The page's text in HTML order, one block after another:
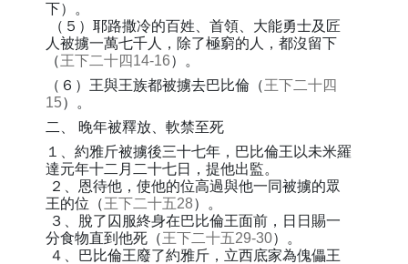
下）。
（５）耶路撒冷的百姓、首領、大能勇士及匠
人被擄一萬七千人，除了極窮的人，都沒留下
（王下二十四14-16）。
（６）王與王族都被擄去巴比倫（王下二十四
15）。
二、 晚年被釋放、軟禁至死
１、約雅斤被擄後三十七年，巴比倫王以未米羅
達元年十二月二十七日，提他出監。
２、恩待他，使他的位高過與他一同被擄的眾
王的位（王下二十五28）。
３、脫了囚服終身在巴比倫王面前，日日賜一
分食物直到他死（王下二十五29-30）。
４、巴比倫王廢了約雅斤，立西底家為傀儡王